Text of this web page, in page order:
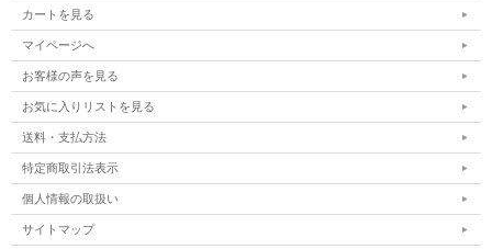
カートを見る
マイページへ
お客様の声を見る
お気に入りリストを見る
送料・支払方法
特定商取引法表示
個人情報の取扱い
サイトマップ